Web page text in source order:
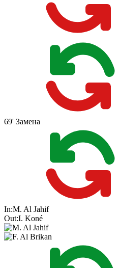
69' Замена
In:M. Al Jahif
Out:I. Koné